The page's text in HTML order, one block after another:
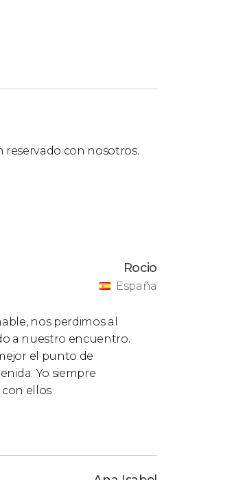
barrios más famosos
reservado con nosotros.
Rocio
España
nos perdimos al
a nuestro encuentro.
el punto de
Yo siempre
con ellos